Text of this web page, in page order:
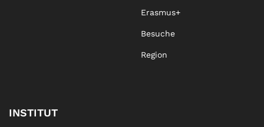
Erasmus+
Besuche
Region
INSTITUT